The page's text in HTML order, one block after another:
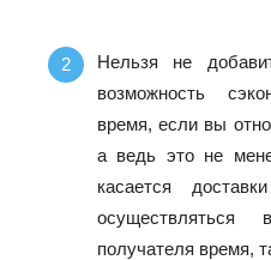
Нельзя не
возможность
время, если вы
а ведь это не
касается
получателя время,